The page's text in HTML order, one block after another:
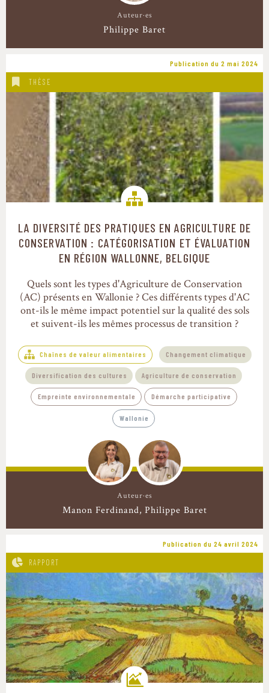
Auteur·es
Philippe Baret
Publication du 2 mai 2024
THÈSE
Chaînes de valeur alimentaires
LA DIVERSITÉ DES PRATIQUES EN AGRICULTURE DE
CONSERVATION : CATÉGORISATION ET ÉVALUATION
EN RÉGION WALLONNE, BELGIQUE
Quels sont les types d'Agriculture de Conservation
(AC) présents en Wallonie ? Ces différents types d'AC
ont-ils le même impact potentiel sur la qualité des sols
et suivent-ils les mêmes processus de transition ?
Chaînes de valeur alimentaires Changement climatique
Diversification des cultures Agriculture de conservation
Empreinte environnementale Démarche participative
Wallonie
Auteur·es
Manon Ferdinand Philippe Baret
Publication du 24 avril 2024
RAPPORT